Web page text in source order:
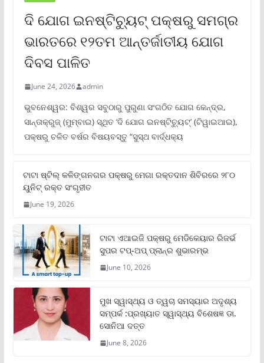
ଦି ଯୋଗ ଇନଷ୍ଟିଚ୍ୟୁଟ୍ ପକ୍ଷରୁ ସମଗ୍ର
ଭାରତରେ ୧୨ତମ ଆନ୍ତର୍ଜାତୀୟ ଯୋଗ
ଦିବସ ପାଳିତ
June 24, 2026 admin
ଭୁବନେଶ୍ୱର: ବିଶ୍ୱର ସବୁଠାରୁ ପୁରୁଣା ସଂଗଠିତ ଯୋଗ କେନ୍ଦ୍ର,
ସାନ୍ତାକ୍ରୁଜ୍ (ମୁମ୍ବାଇ) ସ୍ଥିତ ‘ଦି ଯୋଗ ଇନଷ୍ଟିଚ୍ୟୁଟ୍‌’ (ଟିୱାଇଆଇ),
ପକ୍ଷରୁ ଚଳିତ ବର୍ଷର ବିଷୟବସ୍ତୁ “ସୁସ୍ଥ ବାର୍ଦ୍ଧକ୍ୟ
ଟାଟା ଷ୍ଟିଲ୍‌ କଳିଙ୍ଗନଗର ପକ୍ଷରୁ ମେଗା ରକ୍ତଦାନ ଶିବିରରେ ୨୮୦
ୟୁନିଟ୍‌ ରକ୍ତ ସଂଗୃହୀତ
June 19, 2026
ଟାଟା ଏଆଇଜି ପକ୍ଷରୁ ମେଡିକେୟାର ରିଜର୍ଭ
ସୁପର ଟପ୍‌-ଅପ୍ ପ୍ଲାନ୍‌ର ଶୁଭାରମ୍ଭ
June 10, 2026
ମୁଖ ସ୍ୱାସ୍ଥ୍ୟ ଓ ତ୍ୱଚା ସମସ୍ୟାର ଅଦୃଶ୍ୟ
ସମ୍ପର୍କ :ପ୍ରଖ୍ୟାତ ସ୍ୱାସ୍ଥ୍ୟ ବିଶେଷଜ୍ଞ ଡା.
ସୋନିଆ ଦତ୍ତ
June 8, 2026